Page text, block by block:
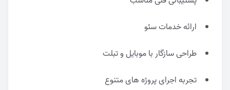
ارائه خدمات سئو
طراحی سازگار با موبایل و تبلت
تجربه اجرای پروژه های متنوع